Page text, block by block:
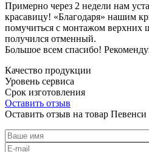
Примерно через 2 недели нам
красавицу! «Благодаря» нашим
помучиться с монтажом верхних
получился отменный.
Большое всем спасибо!
Качество продукции
Уровень сервиса
Срок изготовления
Оставить отзыв
Оставить отзыв на товар Певенси